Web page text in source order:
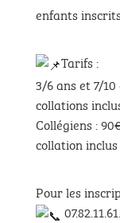
enfants
Tarifs :
3/6 ans et 7/
collations
Collégiens :
collation inclus
Pour les